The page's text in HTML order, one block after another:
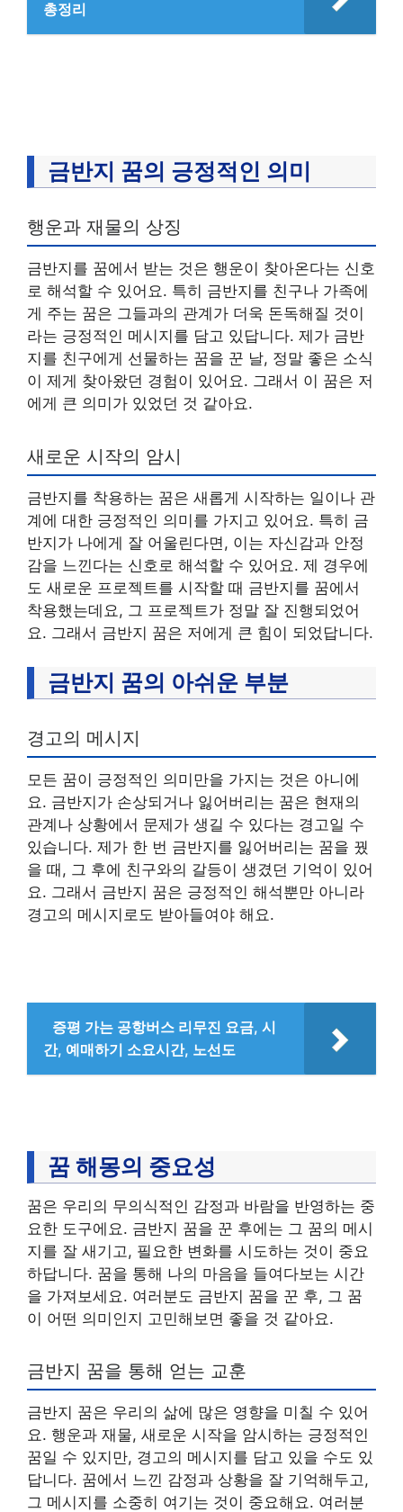
총정리
금반지 꿈의 긍정적인 의미
행운과 재물의 상징
금반지를 꿈에서 받는 것은 행운이 찾아온다는 신호
로 해석할 수 있어요. 특히 금반지를 친구나 가족에
게 주는 꿈은 그들과의 관계가 더욱 돈독해질 것이
라는 긍정적인 메시지를 담고 있답니다. 제가 금반
지를 친구에게 선물하는 꿈을 꾼 날, 정말 좋은 소식
이 제게 찾아왔던 경험이 있어요. 그래서 이 꿈은 저
에게 큰 의미가 있었던 것 같아요.
새로운 시작의 암시
금반지를 착용하는 꿈은 새롭게 시작하는 일이나 관
계에 대한 긍정적인 의미를 가지고 있어요. 특히 금
반지가 나에게 잘 어울린다면, 이는 자신감과 안정
감을 느낀다는 신호로 해석할 수 있어요. 제 경우에
도 새로운 프로젝트를 시작할 때 금반지를 꿈에서
착용했는데요, 그 프로젝트가 정말 잘 진행되었어
요. 그래서 금반지 꿈은 저에게 큰 힘이 되었답니다.
금반지 꿈의 아쉬운 부분
경고의 메시지
모든 꿈이 긍정적인 의미만을 가지는 것은 아니에
요. 금반지가 손상되거나 잃어버리는 꿈은 현재의
관계나 상황에서 문제가 생길 수 있다는 경고일 수
있습니다. 제가 한 번 금반지를 잃어버리는 꿈을 꿨
을 때, 그 후에 친구와의 갈등이 생겼던 기억이 있어
요. 그래서 금반지 꿈은 긍정적인 해석뿐만 아니라
경고의 메시지로도 받아들여야 해요.
증평 가는 공항버스 리무진 요금, 시
간, 예매하기 소요시간, 노선도
꿈 해몽의 중요성
꿈은 우리의 무의식적인 감정과 바람을 반영하는 중
요한 도구에요. 금반지 꿈을 꾼 후에는 그 꿈의 메시
지를 잘 새기고, 필요한 변화를 시도하는 것이 중요
하답니다. 꿈을 통해 나의 마음을 들여다보는 시간
을 가져보세요. 여러분도 금반지 꿈을 꾼 후, 그 꿈
이 어떤 의미인지 고민해보면 좋을 것 같아요.
금반지 꿈을 통해 얻는 교훈
금반지 꿈은 우리의 삶에 많은 영향을 미칠 수 있어
요. 행운과 재물, 새로운 시작을 암시하는 긍정적인
꿈일 수 있지만, 경고의 메시지를 담고 있을 수도 있
답니다. 꿈에서 느낀 감정과 상황을 잘 기억해두고,
그 메시지를 소중히 여기는 것이 중요해요. 여러분